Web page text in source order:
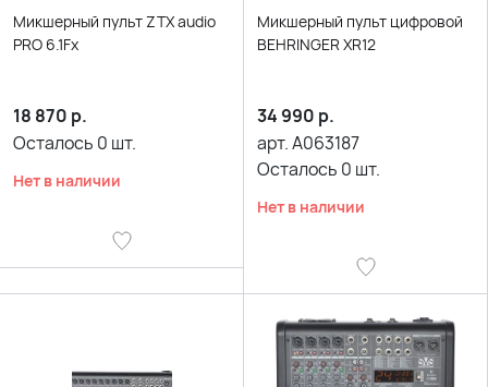
Микшерный пульт ZTX audio
PRO 6.1Fx
18 870 р.
Осталось 0 шт.
Нет в наличии
Микшерный пульт цифровой
BEHRINGER XR12
34 990 р.
арт.A063187
Осталось 0 шт.
Нет в наличии